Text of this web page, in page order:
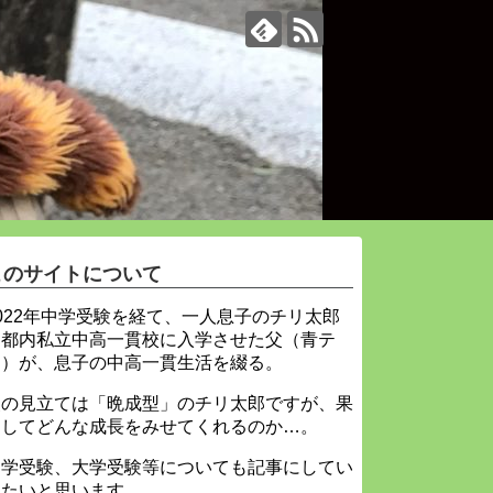
サイトについて
年中学受験を経て、一人息子のチリ太郎
内私立中高一貫校に入学させた父（青テ
が、息子の中高一貫生活を綴る。
見立ては「晩成型」のチリ太郎ですが、果
てどんな成長をみせてくれるのか…。
受験、大学受験等についても記事にしてい